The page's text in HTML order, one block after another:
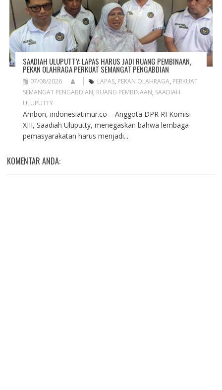
SAADIAH ULUPUTTY: LAPAS HARUS JADI RUANG PEMBINAAN,
PEKAN OLAHRAGA PERKUAT SEMANGAT PENGABDIAN
07/08/2026 LAPAS, PEKAN OLAHRAGA, PERKUAT
SEMANGAT PENGABDIAN, RUANG PEMBINAAN, SAADIAH
ULUPUTTY
Ambon, indonesiatimur.co – Anggota DPR RI Komisi
XIII, Saadiah Uluputty, menegaskan bahwa lembaga
pemasyarakatan harus menjadi...
KOMENTAR ANDA: